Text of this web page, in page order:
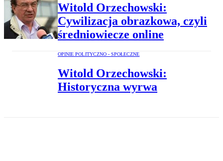
Witold Orzechowski:
Cywilizacja obrazkowa, czyli
średniowiecze online
OPINIE POLITYCZNO - SPOŁECZNE
Witold Orzechowski:
Historyczna wyrwa